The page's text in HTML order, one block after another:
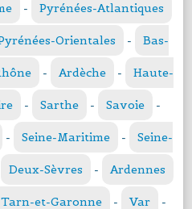
- Pyrénées-Atlantiques
Orientales - Bas-
- Ardèche - Haute-
- Sarthe - Savoie -
- Seine-Maritime - Seine-
Deux-Sèvres - Ardennes
Tarn-et-Garonne - Var -